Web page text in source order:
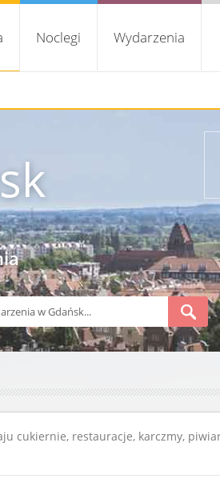
Noclegi Wydarzenia
cukiernie, restauracje, karczmy,